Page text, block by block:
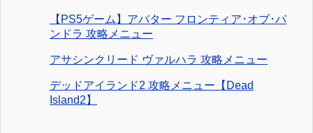
【PS5ゲーム】アバター フロンティア･オブ･パ
ンドラ 攻略メニュー
アサシンクリード ヴァルハラ 攻略メニュー
デッドアイランド2 攻略メニュー【Dead
Island2】